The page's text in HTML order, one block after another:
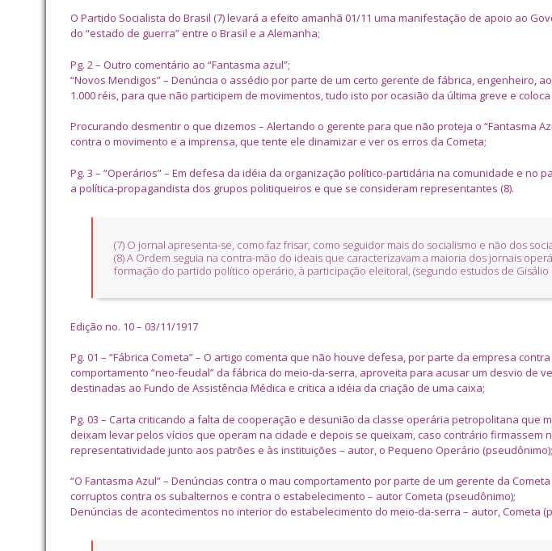
O Partido Socialista do Brasil (7) levará a efeito amanhã 01/11 uma manifestação de apoio ao
do “estado de guerra” entre o Brasil e a Alemanha;
Pg. 2 – Outro comentário ao “Fantasma azul”;
“Novos Mendigos” – Denúncia o assédio por parte de um certo gerente de fábrica, engenheiro,
1.000 réis, para que não participem de movimentos, tudo isto por ocasião da última greve e
Procurando desmentir o que dizemos – Alertando o gerente para que não proteja o “Fantasma
contra o movimento e a imprensa, que tente ele dinamizar e ver os erros da Cometa;
Pg. 3 – “Operários” – Em defesa da idéia da organização político-partidária na comunidade e no
a política-propagandista dos grupos politiqueiros e que se consideram representantes (8).
(7) O jornal apresenta-se, como faz frisar, como seguidor mais do socialismo e não dos
(8) A Ordem seguia na contra-mão do ideais que caracterizavam a maioria dos jornais
formação do partido político operário, à participação eleitoral, (segundo estudos de Gisálio
Edição no. 10 – 03/11/1917
Pg. 01 – “Fábrica Cometa” – O artigo comenta que não houve defesa, por parte da empresa
comportamento “neo-feudal” da fábrica do meio-da-serra, aproveita para acusar um desvio de
destinadas ao Fundo de Assistência Médica e critica a idéia da criação de uma caixa;
Pg. 03 – Carta criticando a falta de cooperação e desunião da classe operária petropolitana que
deixam levar pelos vícios que operam na cidade e depois se queixam, caso contrário firmassem
representatividade junto aos patrões e às instituições – autor, o Pequeno Operário (pseudônimo);
“O Fantasma Azul” – Denúncias contra o mau comportamento por parte de um gerente da
corruptos contra os subalternos e contra o estabelecimento – autor Cometa (pseudônimo);
Denúncias de acontecimentos no interior do estabelecimento do meio-da-serra – autor, Cometa